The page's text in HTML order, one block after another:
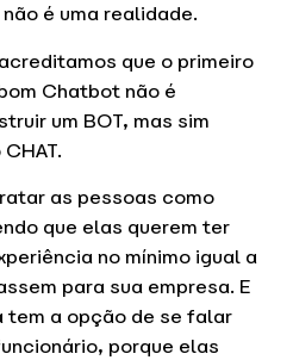
é uma realidade.
que o primeiro
Chatbot não é
um BOT, mas sim
CHAT.
as pessoas como
que elas querem ter
no mínimo igual a
para sua empresa. E
tem a opção de se falar
porque elas